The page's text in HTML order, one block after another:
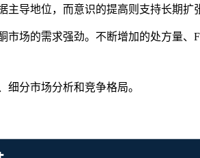
导地位，而意识的提高则支持长期扩
场的需求强劲。不断增加的处方量
细分市场分析和竞争格局。